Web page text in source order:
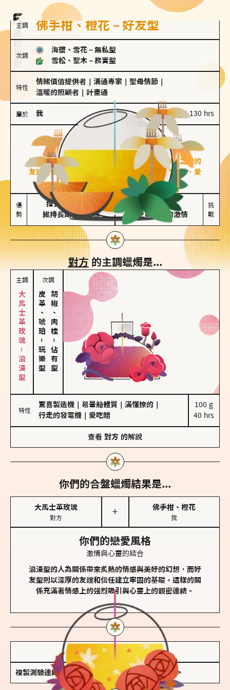
主調 佛手柑、橙花－好友型
次調
海鹽、雪花 － 無私型
雪松、聖木 － 務實型
特性
情緒價值提供者 溝通專家 聖母情節
溫暖的照顧者
計畫通
屬於 我 100 g｜130 hrs
好友型
佛手柑、橙花
好友型的人喜歡分享生活中的點滴，重視與伴侶之間的
友誼和信任，穩定感是重要的關鍵詞。對他們來說，愛
情是心靈深處的共鳴和理解。
優
勢
擅長聆聽與溝通
維持長期穩定關係
不喜歡變化
缺乏關係中的激情
挑
戰
對方的主調蠟燭是...
主調
大馬士革玫瑰－浪漫型
次調
皮革、琥珀
－
玩樂型
胡椒、肉桂
－
佔有型
特性
驚喜製造機 易暈船體質 滿懂撩的
行走的發電機
愛吃醋
100 g
40 hrs
查看 對方 的解說
你們的合盤蠟燭結果是...
大馬士革玫瑰
對方
＋
佛手柑、橙花
我
你們的戀愛風格
激情與心靈的結合
浪漫型的人為關係帶來炙熱的情感與美好的幻想，而好
友型則以深厚的友誼和信任建立牢固的基礎。這樣的關
係充滿著情感上的強烈吸引與心靈上的親密連結。
儲存我的結果圖
複製測驗連結 查看香氛類型全解析 >>>